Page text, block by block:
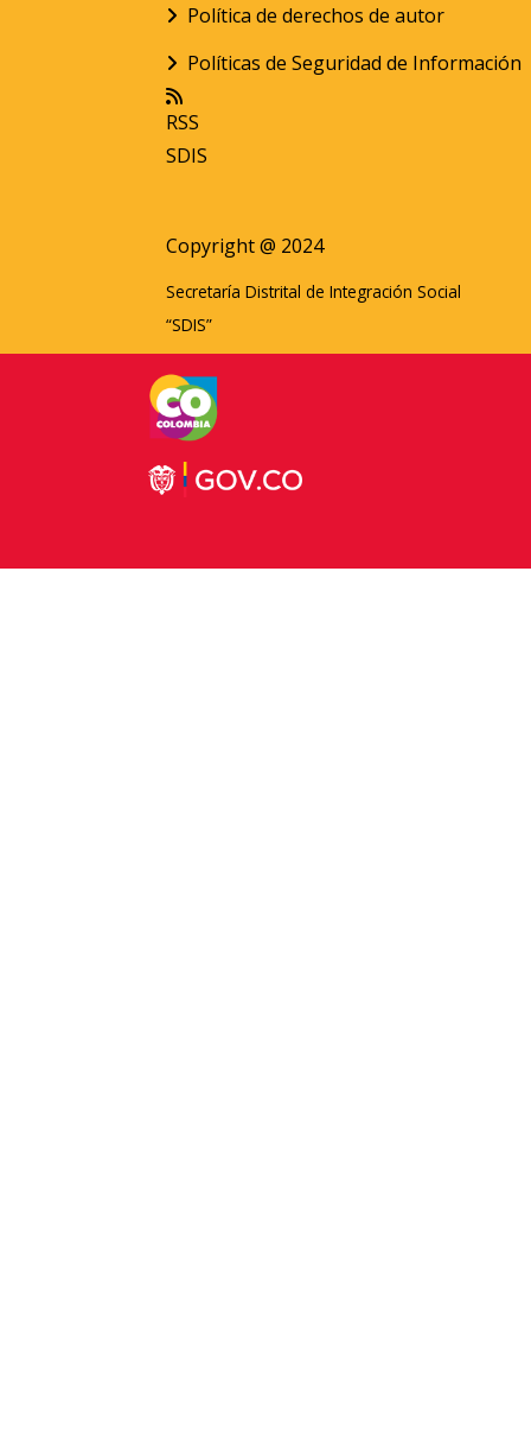
Política de derechos de autor
Políticas de Seguridad de Información
RSS
SDIS
Copyright @ 2024
Secretaría Distrital de Integración Social
“SDIS”